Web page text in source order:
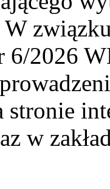
6/2026
stronie
w